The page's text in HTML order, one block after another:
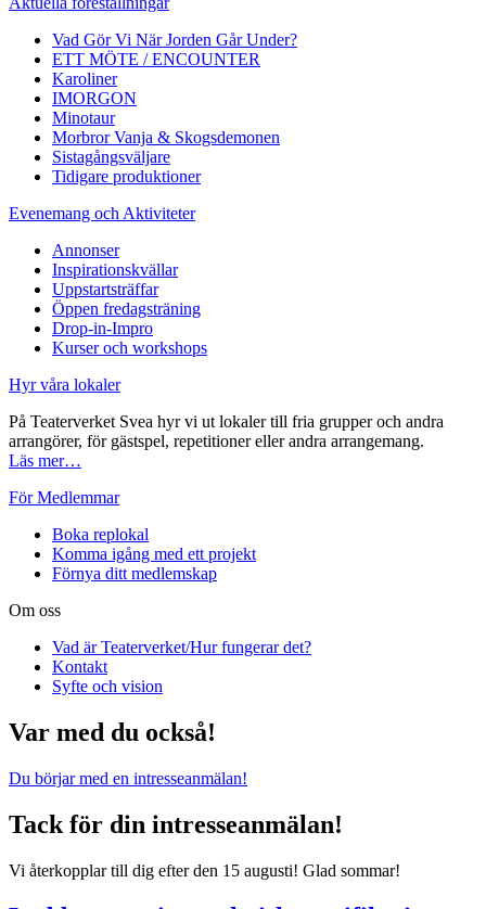
Vad Gör Vi När Jorden Går Under?
ETT MÖTE / ENCOUNTER
Karoliner
IMORGON
Minotaur
Morbror Vanja & Skogsdemonen
Sistagångsväljare
Tidigare produktioner
Evenemang och Aktiviteter
Annonser
Inspirationskvällar
Uppstartsträffar
Öppen fredagsträning
Drop-in-Impro
Kurser och workshops
Hyr våra lokaler
På Teaterverket Svea hyr vi ut lokaler till fria grupper och andra
arrangörer, för gästspel, repetitioner eller andra arrangemang.
Läs mer…
För Medlemmar
Boka replokal
Komma igång med ett projekt
Förnya ditt medlemskap
Om oss
Vad är Teaterverket/Hur fungerar det?
Kontakt
Syfte och vision
Var med du också!
Du börjar med en intresseanmälan!
Tack för din intresseanmälan!
Vi återkopplar till dig efter den 15 augusti! Glad sommar!